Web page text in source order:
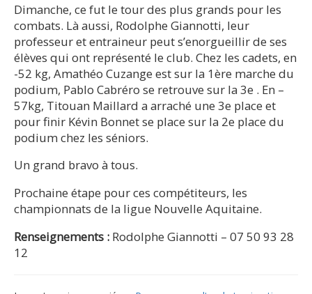
Dimanche, ce fut le tour des plus grands pour les
combats. Là aussi, Rodolphe Giannotti, leur
professeur et entraineur peut s’enorgueillir de ses
élèves qui ont représenté le club. Chez les cadets, en
-52 kg, Amathéo Cuzange est sur la 1ère marche du
podium, Pablo Cabréro se retrouve sur la 3e . En –
57kg, Titouan Maillard a arraché une 3e place et
pour finir Kévin Bonnet se place sur la 2e place du
podium chez les séniors.
Un grand bravo à tous.
Prochaine étape pour ces compétiteurs, les
championnats de la ligue Nouvelle Aquitaine.
Renseignements : Rodolphe Giannotti – 07 50 93 28
12